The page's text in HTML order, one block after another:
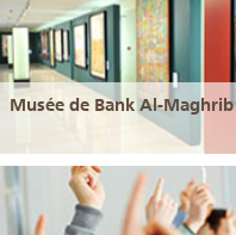
Musée de Bank Al-Maghrib